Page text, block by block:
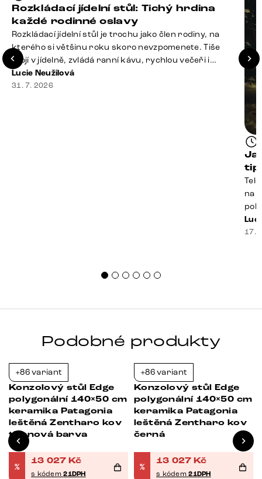
Rozkládací jídelní stůl: Tichý hrdina
každé rodinné oslavy
Rozkládací jídelní stůl je trochu jako člen rodiny, na
kterého si většinu roku skoro nevzpomenete. Tiše
stojí v jídelně, zvládá ranní kávu, rychlou večeři i
hromadu dopisů, které je potřeba „někdy vyřídit“. Pak
ale přijdou Vánoce, narozeniny nebo zpráva: „Stavíme
Lucie Neužilová
31. 7. 2026
na
17.
Podobné produkty
+86 variant
Konzolový stůl Edge
polygonální 140×50 cm
keramika Patagonia
leštěná Zentharo kov
titanová barva
%
13 027 Kč
s kódem21DPH
+86 variant
Konzolový stůl Edge
polygonální 140×50 cm
keramika Patagonia
leštěná Zentharo kov
černá
%
13 027 Kč
s kódem21DPH